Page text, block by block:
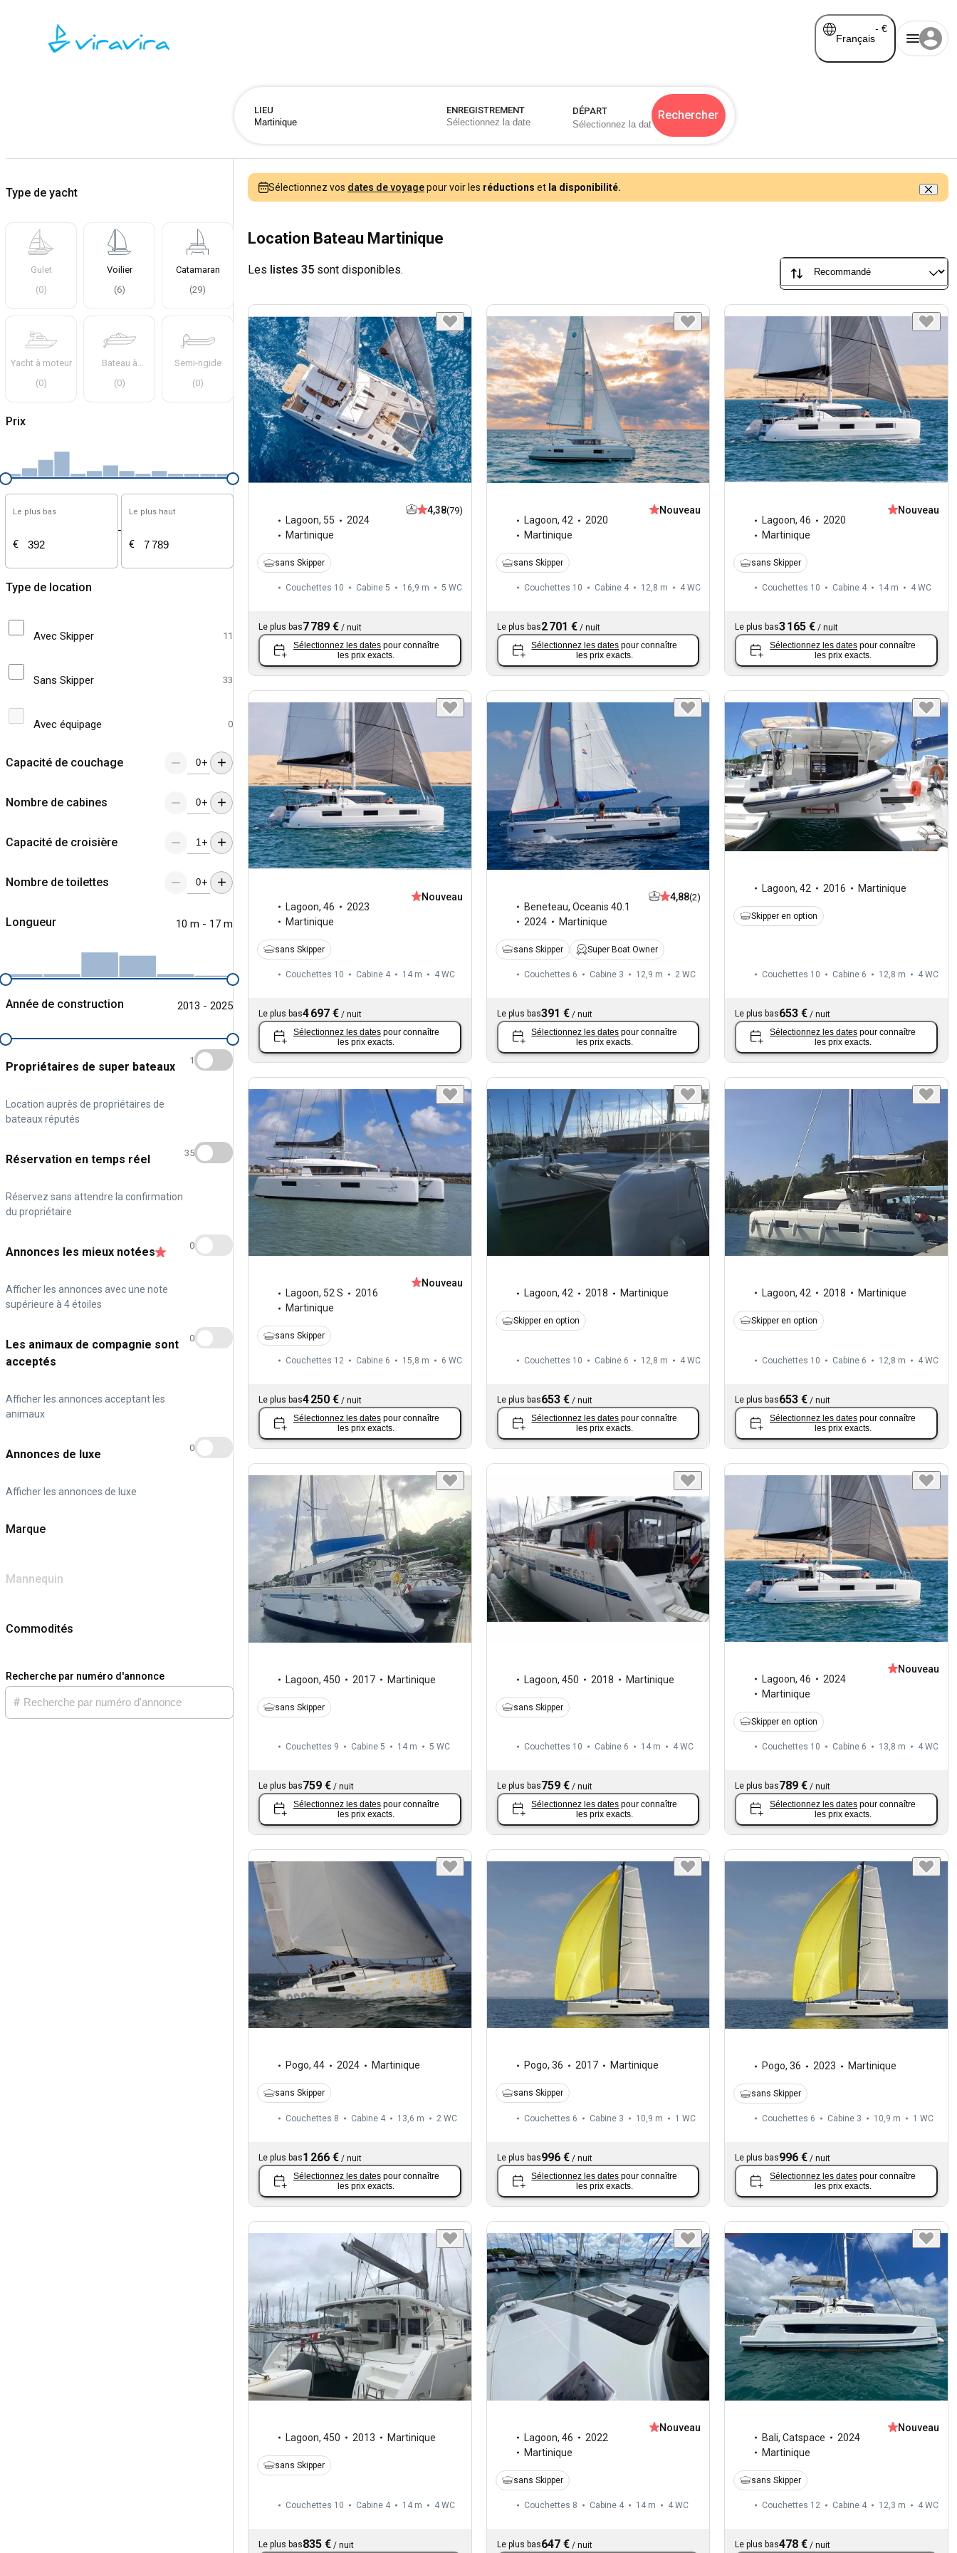
Français
- €
LIEU ENREGISTREMENT DÉPART Rechercher
Type de yacht
Gulet
(0)
Voilier
(6)
Catamaran
(29)
Yacht à moteur
(0)
Bateau à
(0)
Semi-rigide
(0)
Prix
Le plus bas
€
-
Le plus haut
€
Type de location
Avec Skipper 11
Sans Skipper 33
Avec équipage 0
Capacité de couchage +
Nombre de cabines +
Capacité de croisière +
Nombre de toilettes +
Longueur 10 m - 17 m
Année de construction 2013 - 2025
Propriétaires de super bateaux
Location auprès de propriétaires de
bateaux réputés
1
Réservation en temps réel
Réservez sans attendre la confirmation
du propriétaire
35
Annonces les mieux notées
Afficher les annonces avec une note
supérieure à 4 étoiles
0
Les animaux de compagnie sont
acceptés
Afficher les annonces acceptant les
animaux
0
Annonces de luxe
Afficher les annonces de luxe
0
Marque
Mannequin
Commodités
Recherche par numéro d'annonce
Sélectionnez vos dates de voyagepour voir les réductions et la disponibilité.
Location Bateau Martinique
Les listes 35 sont disponibles.
Lagoon, 55
2024
Martinique
4,38(79)
sans Skipper
Couchettes 10 Cabine 5 16,9 m 5 WC
Le plus bas7 789 € / nuit
Sélectionnez les dates pour connaître
les prix exacts.
Lagoon, 42
2020
Martinique
Nouveau
sans Skipper
Couchettes 10 Cabine 4 12,8 m 4 WC
Le plus bas2 701 €/ nuit
Sélectionnez les dates pour connaître
les prix exacts.
Lagoon,46
2020
Martinique
Nouveau
sans Skipper
Couchettes 10 Cabine 4 14 m 4 WC
Le plus bas3 165 € /nuit
Sélectionnez les dates pour connaître
les prix exacts.
Lagoon, 46
2023
Martinique
Nouveau
sans Skipper
Couchettes 10 Cabine 4 14 m 4 WC
Le plus bas4 697 € / nuit
Sélectionnez les dates pour connaître
les prix exacts.
Beneteau, Oceanis 40.1
2024
Martinique
4,88(2)
sans Skipper Super Boat Owner
Couchettes 6 Cabine 3 12,9 m 2 WC
Le plus bas391 €/ nuit
Sélectionnez les dates pour connaître
les prix exacts.
Lagoon,42 2016 Martinique
Skipper en option
Couchettes 10 Cabine 6 12,8 m 4 WC
Le plus bas653 € /nuit
Sélectionnez les dates pour connaître
les prix exacts.
Lagoon, 52 S
2016
Martinique
Nouveau
sans Skipper
Couchettes 12 Cabine 6 15,8 m 6 WC
Le plus bas4 250 € / nuit
Sélectionnez les dates pour connaître
les prix exacts.
Lagoon, 42 2018 Martinique
Skipper en option
Couchettes 10 Cabine 6 12,8 m 4 WC
Le plus bas653 €/ nuit
Sélectionnez les dates pour connaître
les prix exacts.
Lagoon,42 2018 Martinique
Skipper en option
Couchettes 10 Cabine 6 12,8 m 4 WC
Le plus bas653 € /nuit
Sélectionnez les dates pour connaître
les prix exacts.
Lagoon, 450 2017 Martinique
sans Skipper
Couchettes 9 Cabine 5 14 m 5 WC
Le plus bas759 € / nuit
Sélectionnez les dates pour connaître
les prix exacts.
Lagoon, 450 2018 Martinique
sans Skipper
Couchettes 10 Cabine 6 14 m 4 WC
Le plus bas759 €/ nuit
Sélectionnez les dates pour connaître
les prix exacts.
Lagoon,46
2024
Martinique
Nouveau
Skipper en option
Couchettes 10 Cabine 6 13,8 m 4 WC
Le plus bas789 € /nuit
Sélectionnez les dates pour connaître
les prix exacts.
Pogo, 44 2024 Martinique
sans Skipper
Couchettes 8 Cabine 4 13,6 m 2 WC
Le plus bas1 266 € / nuit
Sélectionnez les dates pour connaître
les prix exacts.
Pogo, 36 2017 Martinique
sans Skipper
Couchettes 6 Cabine 3 10,9 m 1 WC
Le plus bas996 €/ nuit
Sélectionnez les dates pour connaître
les prix exacts.
Pogo,36 2023 Martinique
sans Skipper
Couchettes 6 Cabine 3 10,9 m 1 WC
Le plus bas996 € /nuit
Sélectionnez les dates pour connaître
les prix exacts.
Lagoon, 450 2013 Martinique
sans Skipper
Couchettes 10 Cabine 4 14 m 4 WC
Le plus bas835 € / nuit
Lagoon, 46
2022
Martinique
Nouveau
sans Skipper
Couchettes 8 Cabine 4 14 m 4 WC
Le plus bas647 €/ nuit
Bali,Catspace
2024
Martinique
Nouveau
sans Skipper
Couchettes 12 Cabine 4 12,3 m 4 WC
Le plus bas478 € /nuit